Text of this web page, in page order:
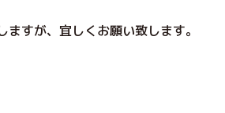
ますが、宜しくお願い致します。